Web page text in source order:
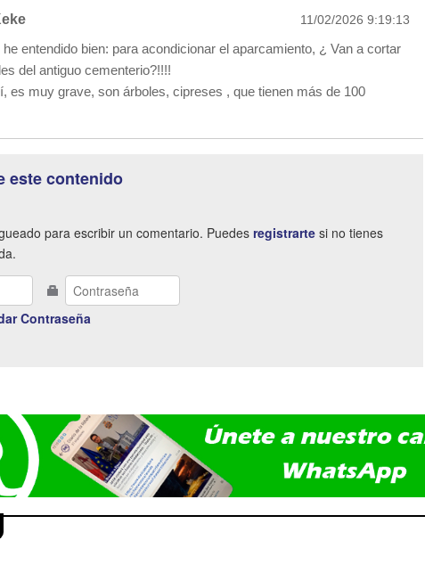
11/02/2026 9:19:13
entendido bien: para acondicionar el aparcamiento, ¿ Van a cortar
del antiguo cementerio?!!!!
es muy grave, son árboles, cipreses , que tienen más de 100
este contenido
para escribir un comentario. Puedes registrarte si no tienes
Contraseña